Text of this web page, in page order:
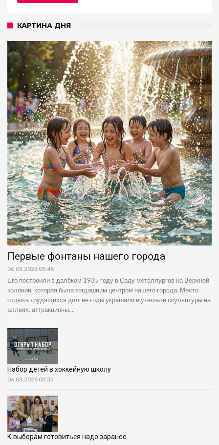
КАРТИНА ДНЯ
Первые фонтаны нашего города
06.08.2026 08:48
Его построили в далёком 1935 году в Саду металлургов на Верхней
колонии, которая была тогдашним центром нашего города. Место
отдыха трудящихся долгие годы украшали и утешали скульптуры на
аллеях, аттракционы,...
Набор детей в хоккейную школу
06.08.2026 08:33
К выборам готовиться надо заранее